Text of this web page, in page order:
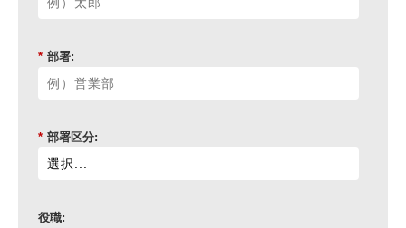
* 部署:
* 部署区分:
役職: